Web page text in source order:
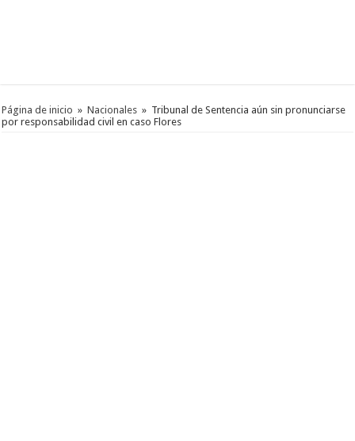
Página de inicio » Nacionales » Tribunal de Sentencia aún sin pronunciarse
por responsabilidad civil en caso Flores